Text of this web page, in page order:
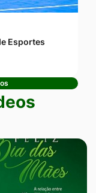
Esportes